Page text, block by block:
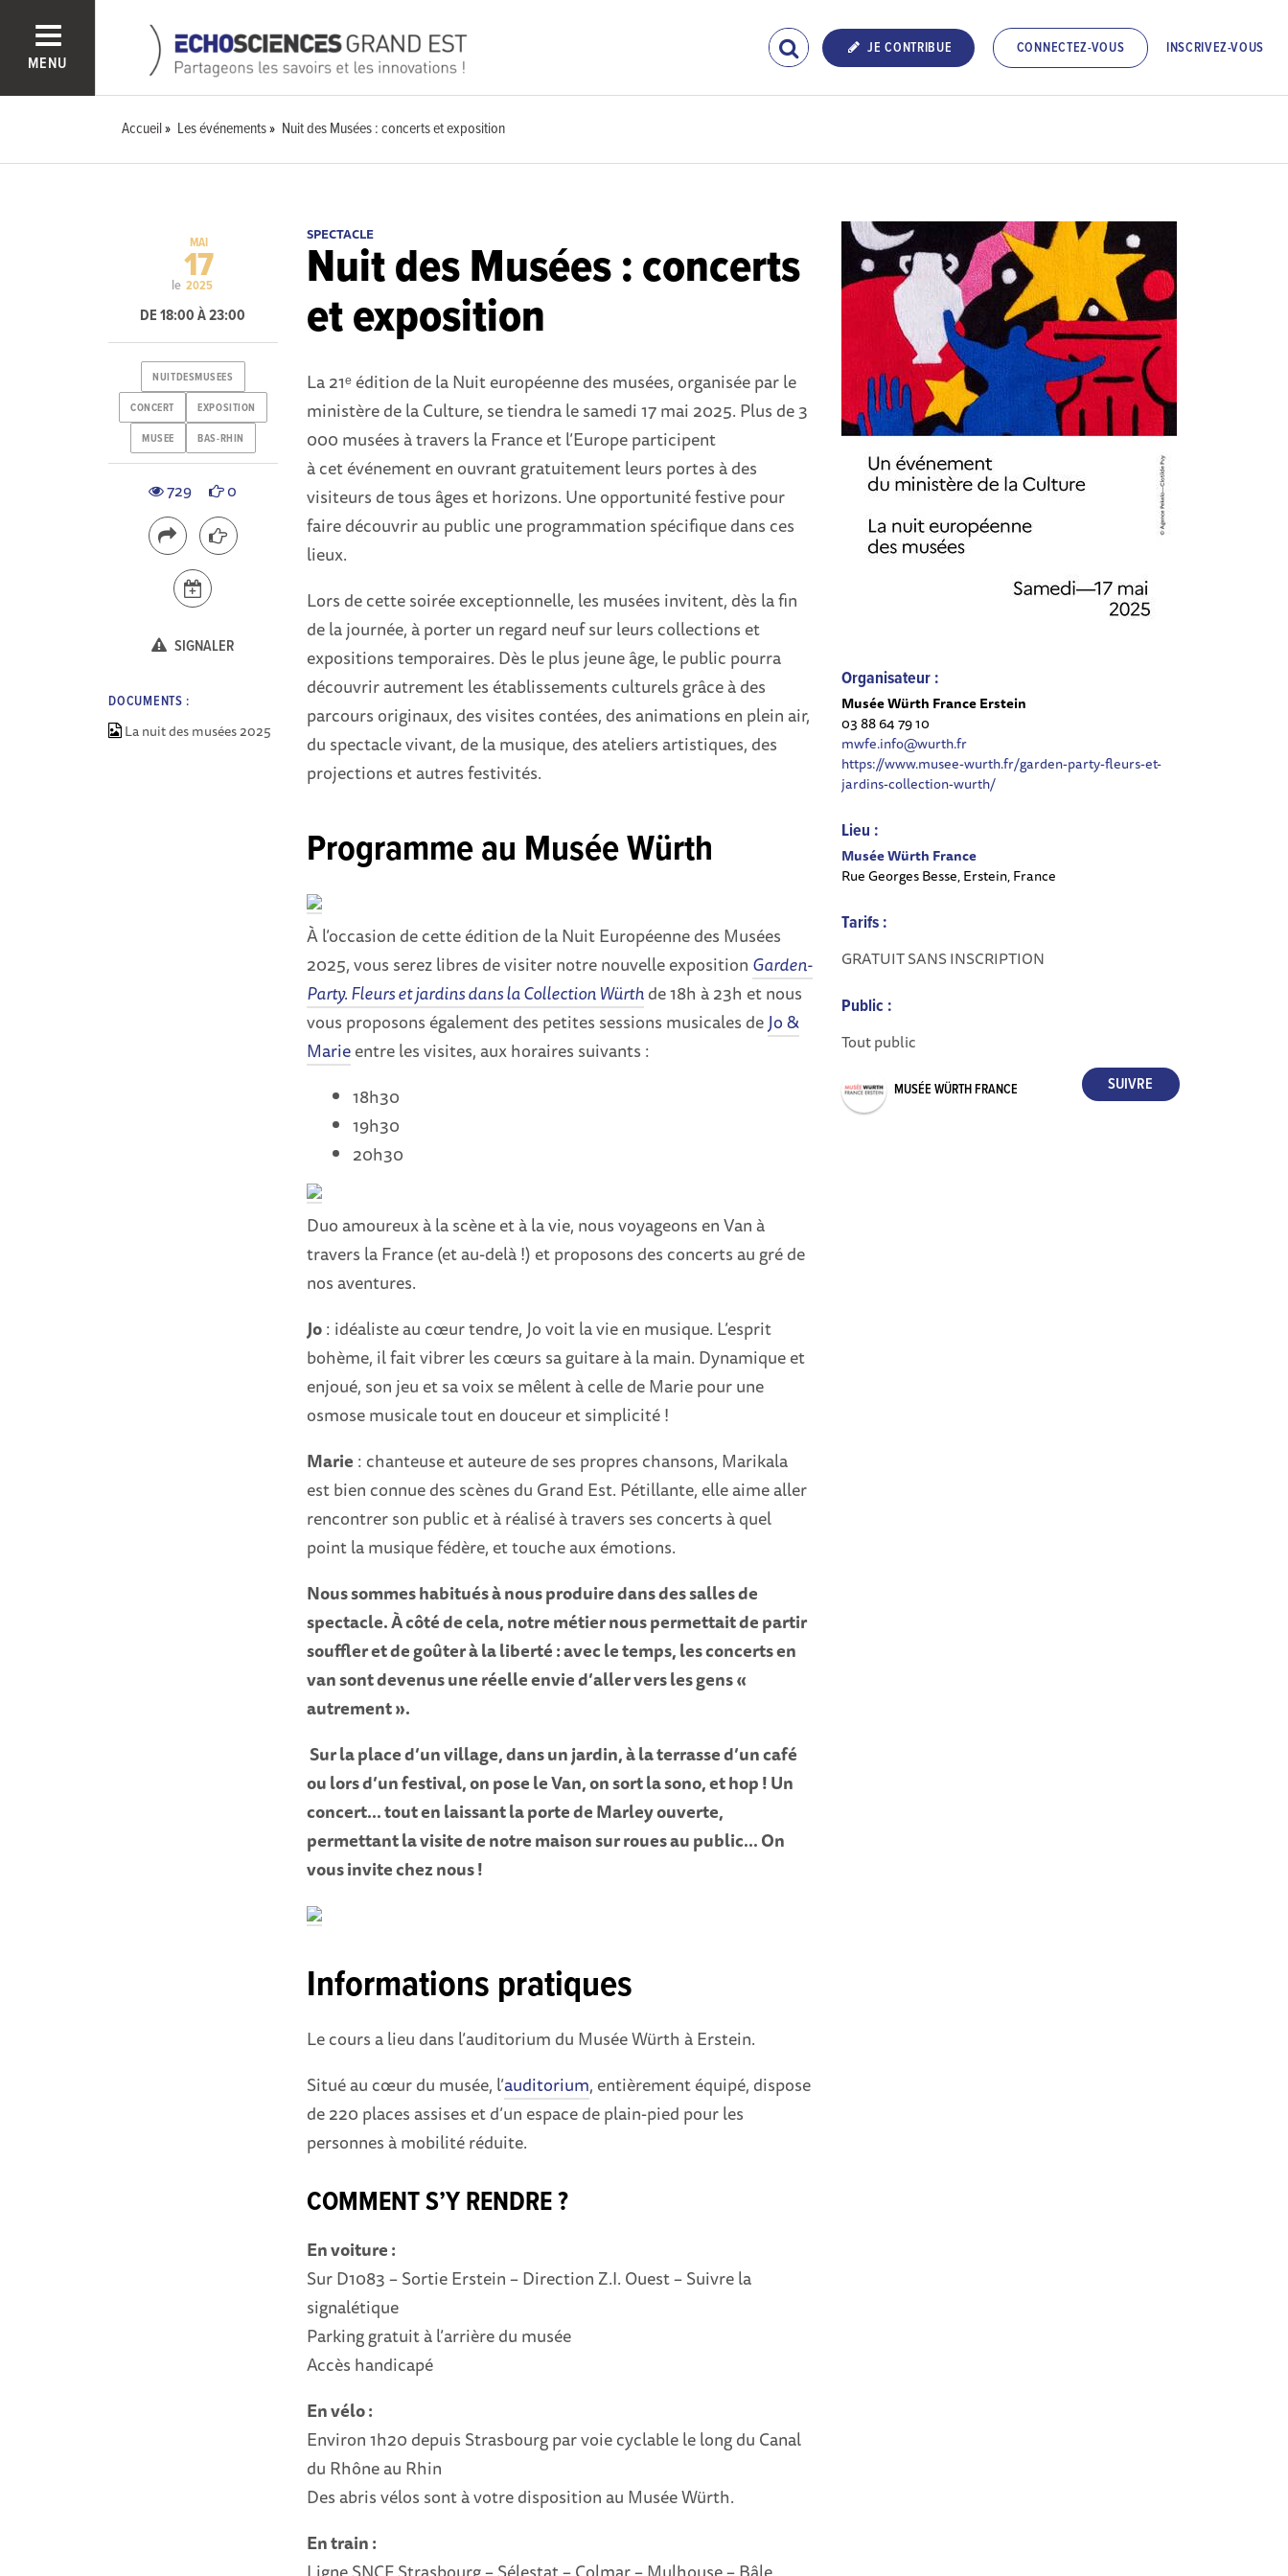
MENU
JE CONTRIBUE CONNECTEZ-VOUS INSCRIVEZ-VOUS
Accueil Les événements Nuit des Musées : concerts et exposition
SPECTACLE
Nuit des Musées : concerts
et exposition
La 21ᵉ édition de la Nuit européenne des musées, organisée par le
ministère de la Culture, se tiendra le samedi 17 mai 2025. Plus de 3
000 musées à travers la France et l’Europe participent
à cet événement en ouvrant gratuitement leurs portes à des
visiteurs de tous âges et horizons. Une opportunité festive pour
faire découvrir au public une programmation spécifique dans ces
lieux.
Lors de cette soirée exceptionnelle, les musées invitent, dès la fin
de la journée, à porter un regard neuf sur leurs collections et
expositions temporaires. Dès le plus jeune âge, le public pourra
découvrir autrement les établissements culturels grâce à des
parcours originaux, des visites contées, des animations en plein air,
du spectacle vivant, de la musique, des ateliers artistiques, des
projections et autres festivités.
Programme au Musée Würth
À l’occasion de cette édition de la Nuit Européenne des Musées
2025, vous serez libres de visiter notre nouvelle exposition Garden-
Party. Fleurs et jardins dans la Collection Würthde 18h à 23h et nous
vous proposons également des petites sessions musicales de Jo &
Marieentre les visites, aux horaires suivants :
18h30
19h30
20h30
Duo amoureux à la scène et à la vie, nous voyageons en Van à
travers la France (et au-delà !) et proposons des concerts au gré de
nos aventures.
Jo: idéaliste au cœur tendre, Jo voit la vie en musique. L’esprit
bohème, il fait vibrer les cœurs sa guitare à la main. Dynamique et
enjoué, son jeu et sa voix se mêlent à celle de Marie pour une
osmose musicale tout en douceur et simplicité !
Marie : chanteuse et auteure de ses propres chansons, Marikala
est bien connue des scènes du Grand Est. Pétillante, elle aime aller
rencontrer son public et à réalisé à travers ses concerts à quel
point la musique fédère, et touche aux émotions.
Nous sommes habitués à nous produire dans des salles de
spectacle. À côté de cela, notre métier nous permettait de partir
souffler et de goûter à la liberté : avec le temps, les concerts en
van sont devenus une réelle envie d’aller vers les gens «
autrement ».
Sur la place d’un village, dans un jardin, à la terrasse d’un café
ou lors d’un festival, on pose le Van, on sort la sono, et hop ! Un
concert… tout en laissant la porte de Marley ouverte,
permettant la visite de notre maison sur roues au public… On
vous invite chez nous !
Informations pratiques
Le cours a lieu dans l’auditorium du Musée Würth à Erstein.
Situé au cœur du musée, l’auditorium, entièrement équipé, dispose
de 220 places assises et d’un espace de plain-pied pour les
personnes à mobilité réduite.
COMMENT S’Y RENDRE ?
En voiture :
Sur D1083 – Sortie Erstein – Direction Z.I. Ouest – Suivre la
signalétique
Parking gratuit à l’arrière du musée
Accès handicapé
En vélo :
Environ 1h20 depuis Strasbourg par voie cyclable le long du Canal
du Rhône au Rhin
Des abris vélos sont à votre disposition au Musée Würth.
En train :
Organisateur :
Musée Würth France Erstein
03 88 64 79 10
mwfe.info@wurth.fr
https://www.musee-wurth.fr/garden-party-fleurs-et-
jardins-collection-wurth/
Lieu :
Musée Würth France
Rue Georges Besse, Erstein, France
Tarifs :
GRATUIT SANS INSCRIPTION
Public :
Tout public
MUSÉE WÜRTH FRANCE
le
MAI
17
2025
DE 18:00 À 23:00
NUITDESMUSEES
CONCERT EXPOSITION
MUSEE BAS-RHIN
729 0
SIGNALER
DOCUMENTS :
La nuit des musées 2025